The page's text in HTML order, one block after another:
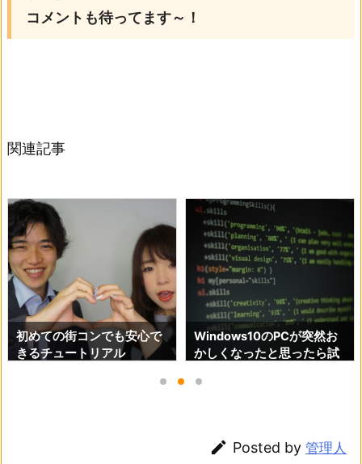
コメントも待ってます～！
関連記事
安心で
Windows10のPCが突然お
かしくなったと思ったら試
専業プロスロッタ
密着！専業プロス
 Posted by 管理人